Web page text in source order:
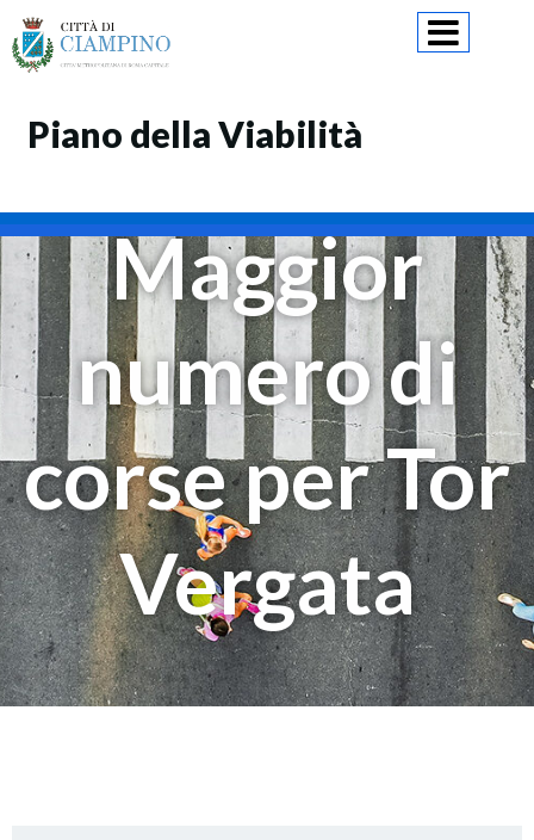
Skip
to
content
Piano della Viabilità
Maggior
numero di
corse per Tor
Vergata